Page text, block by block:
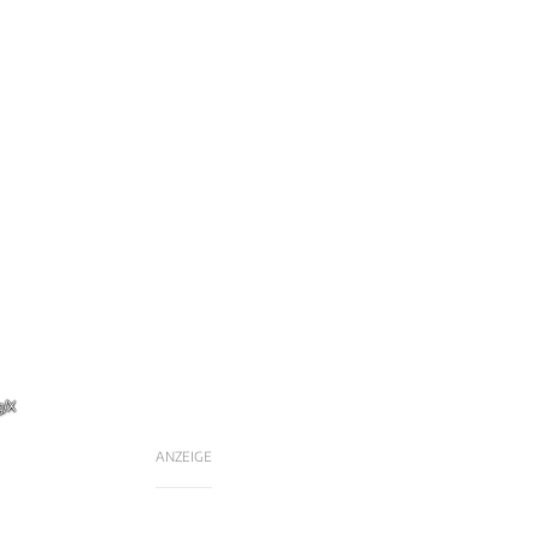
X
ANZEIGE